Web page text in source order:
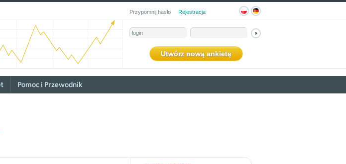
Przypomnij hasło Rejestracja
Utwórz nową ankietę